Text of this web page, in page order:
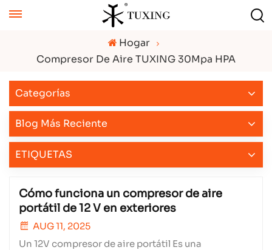
Hogar
Compresor De Aire TUXING 30Mpa HPA
Categorías
Blog Más Reciente
ETIQUETAS
Cómo funciona un compresor de aire
portátil de 12 V en exteriores
AUG 11, 2025
Un 12V compresor de aire portátil Es una